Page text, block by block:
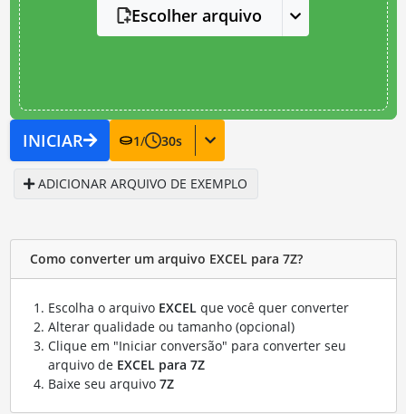
Escolher arquivo
INICIAR 1/ 30s
ADICIONAR ARQUIVO DE EXEMPLO
Como converter um arquivo EXCEL para 7Z?
Escolha o arquivo EXCEL que você quer converter
Alterar qualidade ou tamanho (opcional)
Clique em "Iniciar conversão" para converter seu
arquivo de EXCEL para 7Z
Baixe seu arquivo 7Z